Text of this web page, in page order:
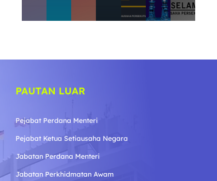
PAUTAN LUAR
Pejabat Perdana Menteri
Pejabat Ketua Setiausaha Negara
Jabatan Perdana Menteri
Jabatan Perkhidmatan Awam